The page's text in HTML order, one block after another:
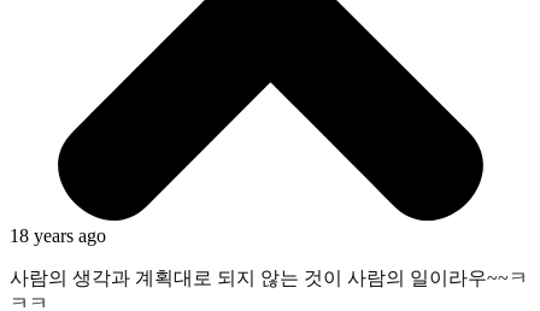
18 years ago
사람의 생각과 계획대로 되지 않는 것이 사람의 일이라우~~ㅋ
ㅋㅋ